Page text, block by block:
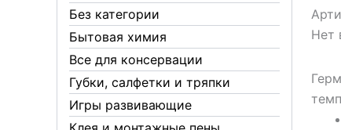
Без категории
Бытовая химия
Все для консервации
Губки, салфетки и тряпки
Игры развивающие
Нет